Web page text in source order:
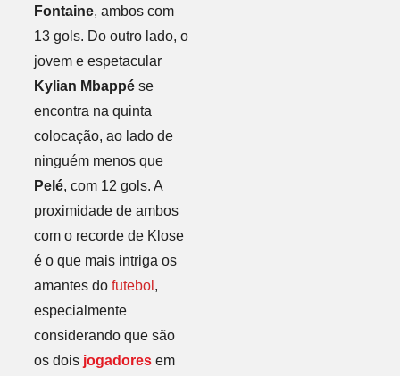
Fontaine, ambos com
13 gols. Do outro lado, o
jovem e espetacular
Kylian Mbappése
encontra na quinta
colocação, ao lado de
ninguém menos que
Pelé, com 12 gols. A
proximidade de ambos
com o recorde de Klose
é o que mais intriga os
amantes do futebol ,
especialmente
considerando que são
os dois jogadoresem